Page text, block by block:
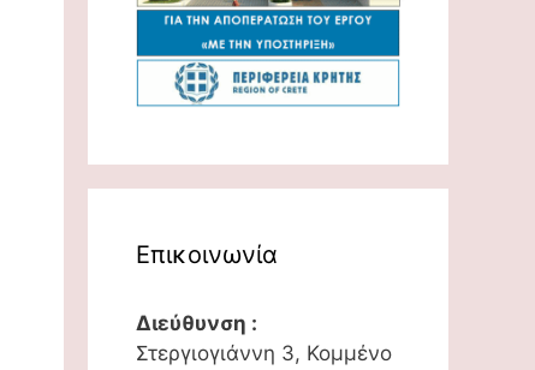
Επικοινωνία
Διεύθυνση :
Στεργιογιάννη 3, Κομμένο